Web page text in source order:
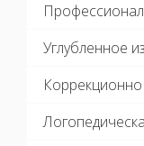
Углубленное